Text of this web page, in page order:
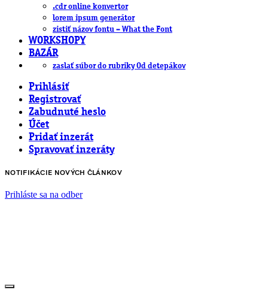
.cdr online konvertor
lorem ipsum generátor
zistiť názov fontu – What the Font
WORKSHOPY
BAZÁR
zaslať súbor do rubriky Od detepákov
Prihlásiť
Registrovať
Zabudnuté heslo
Účet
Pridať inzerát
Spravovať inzeráty
NOTIFIKÁCIE NOVÝCH ČLÁNKOV
Prihláste sa na odber